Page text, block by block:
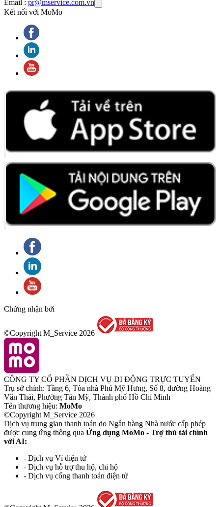
Email : pr@mservice.com.vn
Kết nối với MoMo
Chứng nhận bởi
©Copyright M_Service 2026
CÔNG TY CỔ PHẦN DỊCH VỤ DI ĐỘNG TRỰC TUYẾN
Trụ sở chính: Tầng 6, Tòa nhà Phú Mỹ Hưng, Số 8, đường Hoàng
Văn Thái, Phường Tân Mỹ, Thành phố Hồ Chí Minh
Tên thương hiệu: MoMo
©Copyright M_Service 2026
Dịch vụ trung gian thanh toán do Ngân hàng Nhà nước cấp phép
được cung ứng thông qua Ứng dụng MoMo - Trợ thủ tài chính
với AI:
- Dịch vụ Ví điện tử
- Dịch vụ hỗ trợ thu hộ, chi hộ
- Dịch vụ cổng thanh toán điện tử